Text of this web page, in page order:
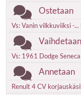
Ostetaan
Vs: Vanin vilkkuviiksi -...
Vaihdetaan
Vs: 1961 Dodge Seneca
Annetaan
Renult 4 CV